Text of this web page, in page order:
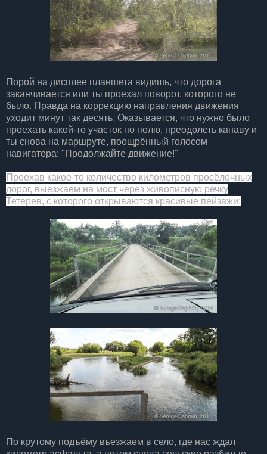
Порой на дисплее планшета видишь, что дорога
заканчивается или ты проехал поворот, которого не
было. Правда на коррекцию направления движения
уходит минут так десять. Оказывается, что нужно было
проехать какой-то участок по полю, преодолеть канаву и
ты снова на маршруте, поощрённый голосом
навигатора: "Продолжайте движение!"
Проехав какое-то количество километров просёлочных
дорог, выезжаем на мост через живописную речку
Тетерев, с которого открываются красивые пейзажи:
По крутому подъёму въезжаем в село, где нас ждал